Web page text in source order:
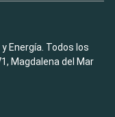
Energía. Todos los
Magdalena del Mar